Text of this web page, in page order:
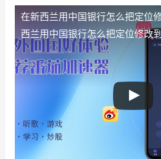
在新西兰用中国银行怎么把定位
西兰用中国银行怎么把定位修改